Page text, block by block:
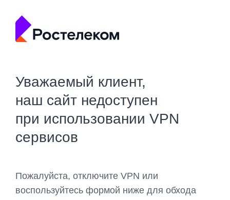
Уважаемый клиент,
наш сайт недоступен
при использовании VPN
сервисов
Пожалуйста, отключите VPN или
воспользуйтесь формой ниже для обхода